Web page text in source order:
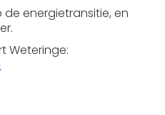
energietransitie, en
Weteringe: